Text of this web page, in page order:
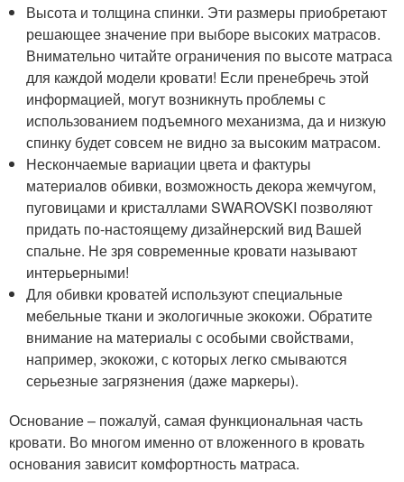
Высота и толщина спинки. Эти размеры приобретают
решающее значение при выборе высоких матрасов.
Внимательно читайте ограничения по высоте матраса
для каждой модели кровати! Если пренебречь этой
информацией, могут возникнуть проблемы с
использованием подъемного механизма, да и низкую
спинку будет совсем не видно за высоким матрасом.
Нескончаемые вариации цвета и фактуры
материалов обивки, возможность декора жемчугом,
пуговицами и кристаллами SWAROVSKI позволяют
придать по-настоящему дизайнерский вид Вашей
спальне. Не зря современные кровати называют
интерьерными!
Для обивки кроватей используют специальные
мебельные ткани и экологичные экокожи. Обратите
внимание на материалы с особыми свойствами,
например, экокожи, с которых легко смываются
серьезные загрязнения (даже маркеры).
Основание – пожалуй, самая функциональная часть
кровати. Во многом именно от вложенного в кровать
основания зависит комфортность матраса.